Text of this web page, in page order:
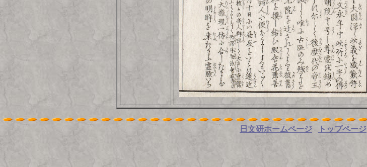
日文研ホームページ トップページ